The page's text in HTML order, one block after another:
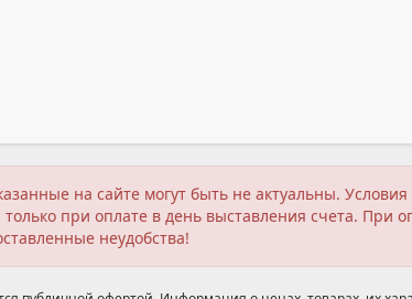
на сайте могут быть не актуальны.
при оплате в день выставления счета.
неудобства!